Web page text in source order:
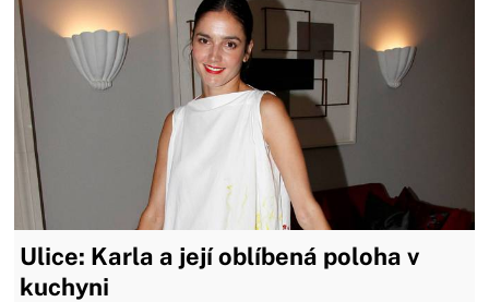
Ulice: Karla a její oblíbená poloha v
kuchyni